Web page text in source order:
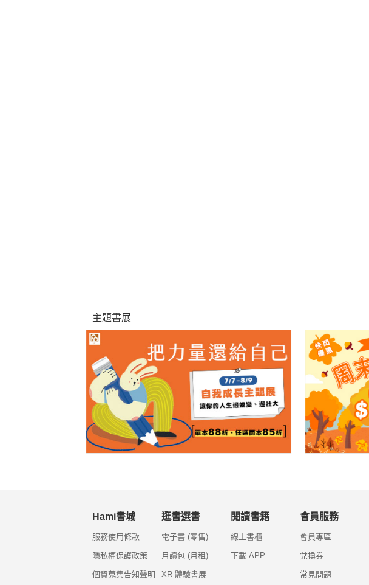
主題書展
Hami書城
服務使用條款
隱私權保護政策
個資蒐集告知聲明
逛書選書
電子書 (零售)
月讀包 (月租)
XR 體驗書展
閱讀書籍
線上書櫃
下載 APP
會員服務
會員專區
兌換券
常見問題